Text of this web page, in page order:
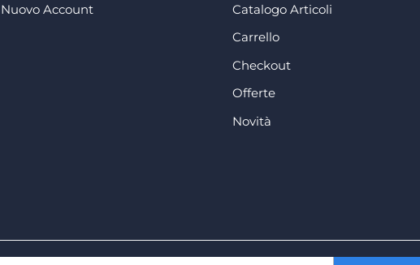
Nuovo Account
Catalogo Articoli
Carrello
Checkout
Offerte
Novità